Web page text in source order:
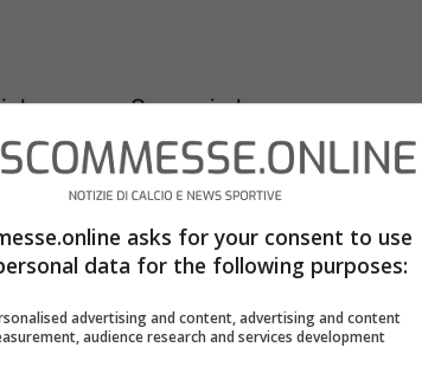
sereno. Campo in buone
asks for your consent to use
data for the following purposes:
advertising and content, advertising and content
audience research and services development